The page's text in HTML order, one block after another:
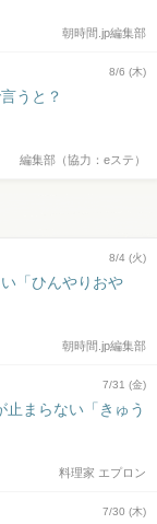
朝時間.jp編集部
8/6 (木)
うと？
編集部（協力：eステ）
8/4 (火)
「ひんやりおや
朝時間.jp編集部
7/31 (金)
止まらない「きゅう
料理家 エプロン
7/30 (木)